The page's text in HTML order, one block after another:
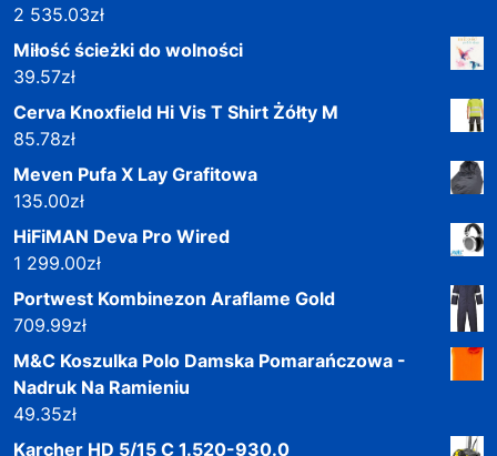
2 535.03zł
Miłość ścieżki do wolności
39.57zł
Cerva Knoxfield Hi Vis T Shirt Żółty M
85.78zł
Meven Pufa X Lay Grafitowa
135.00zł
HiFiMAN Deva Pro Wired
1 299.00zł
Portwest Kombinezon Araflame Gold
709.99zł
M&C Koszulka Polo Damska Pomarańczowa -
Nadruk Na Ramieniu
49.35zł
Karcher HD 5/15 C 1.520-930.0